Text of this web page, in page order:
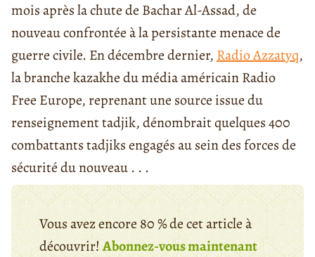
mois après la chute de Bachar Al-Assad, de
nouveau confrontée à la persistante menace de
guerre civile. En décembre dernier,Radio Azzatyq,
la branche kazakhe du média américain Radio
Free Europe, reprenant une source issue du
renseignement tadjik, dénombrait quelques 400
combattants tadjiks engagés au sein des forces de
sécurité du nouveau . . .
Vous avez encore 80 % de cet article à
découvrir!Abonnez-vous maintenant